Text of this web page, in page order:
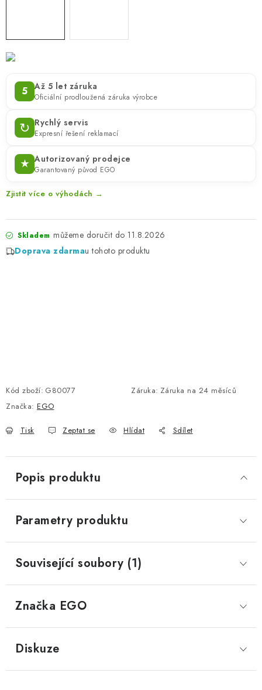
5 Až 5 let záruka
Oficiální prodloužená záruka výrobce
↻ Rychlý servis
Expresní řešení reklamací
★ Autorizovaný prodejce
Garantovaný původ EGO
Zjistit více o výhodách →
Skladem
11.8.2026
Doprava zdarmau tohoto produktu
Kód zboží: G80077 Záruka: Záruka na 24 měsíců
Značka: EGO
Tisk Zeptat se Hlídat Sdílet
Popis produktu
Parametry produktu
Související soubory (1)
Značka EGO
Diskuze